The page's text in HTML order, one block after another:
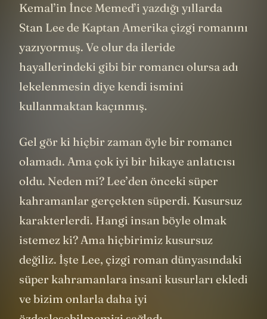
Kemal’in İnce Memed’i yazdığı yıllarda
Stan Lee de Kaptan Amerika çizgi romanını
yazıyormuş. Ve olur da ileride
hayallerindeki gibi bir romancı olursa adı
lekelenmesin diye kendi ismini
kullanmaktan kaçınmış.
Gel gör ki hiçbir zaman öyle bir romancı
olamadı. Ama çok iyi bir hikaye anlatıcısı
oldu. Neden mi? Lee’den önceki süper
kahramanlar gerçekten süperdi. Kusursuz
karakterlerdi. Hangi insan böyle olmak
istemez ki? Ama hiçbirimiz kusursuz
değiliz. İşte Lee, çizgi roman dünyasındaki
süper kahramanlara insani kusurları ekledi
ve bizim onlarla daha iyi